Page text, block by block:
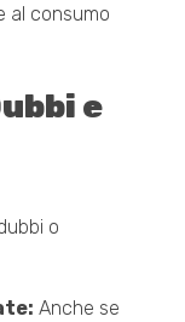
al consumo
e
o
Anche se